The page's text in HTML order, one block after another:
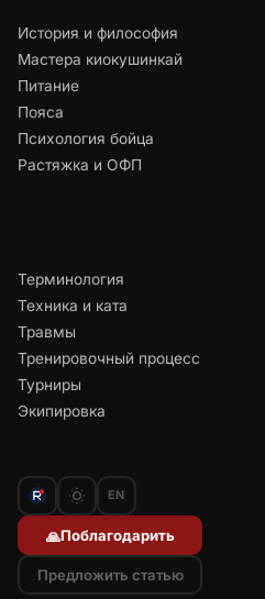
История и философия
Мастера киокушинкай
Питание
Пояса
Психология бойца
Растяжка и ОФП
Терминология
Техника и ката
Травмы
Тренировочный процесс
Турниры
Экипировка
EN
🙏Поблагодарить
Предложить статью